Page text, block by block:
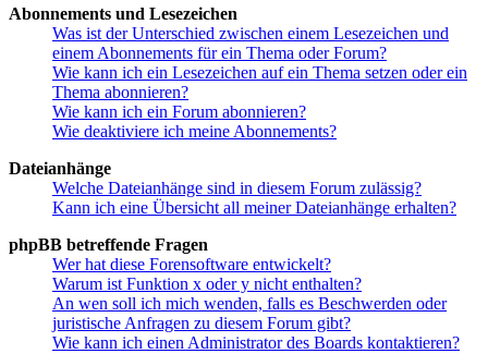
Abonnements und Lesezeichen
Was ist der Unterschied zwischen einem Lesezeichen und
einem Abonnements für ein Thema oder Forum?
Wie kann ich ein Lesezeichen auf ein Thema setzen oder ein
Thema abonnieren?
Wie kann ich ein Forum abonnieren?
Wie deaktiviere ich meine Abonnements?
Dateianhänge
Welche Dateianhänge sind in diesem Forum zulässig?
Kann ich eine Übersicht all meiner Dateianhänge erhalten?
phpBB betreffende Fragen
Wer hat diese Forensoftware entwickelt?
Warum ist Funktion x oder y nicht enthalten?
An wen soll ich mich wenden, falls es Beschwerden oder
juristische Anfragen zu diesem Forum gibt?
Wie kann ich einen Administrator des Boards kontaktieren?